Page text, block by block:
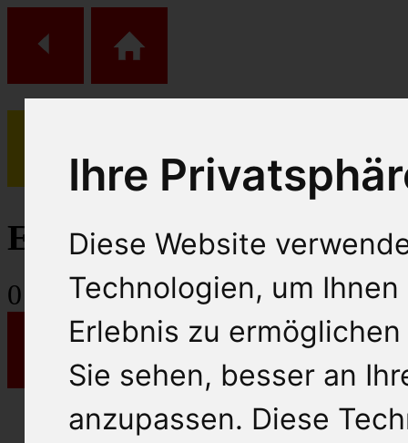
Ihre
Diese Website
Technologien, um
Erlebnis zu
Sie sehen, besser an
anzupassen. Diese
(0)
Einkaufs Wagen
0 Artikel